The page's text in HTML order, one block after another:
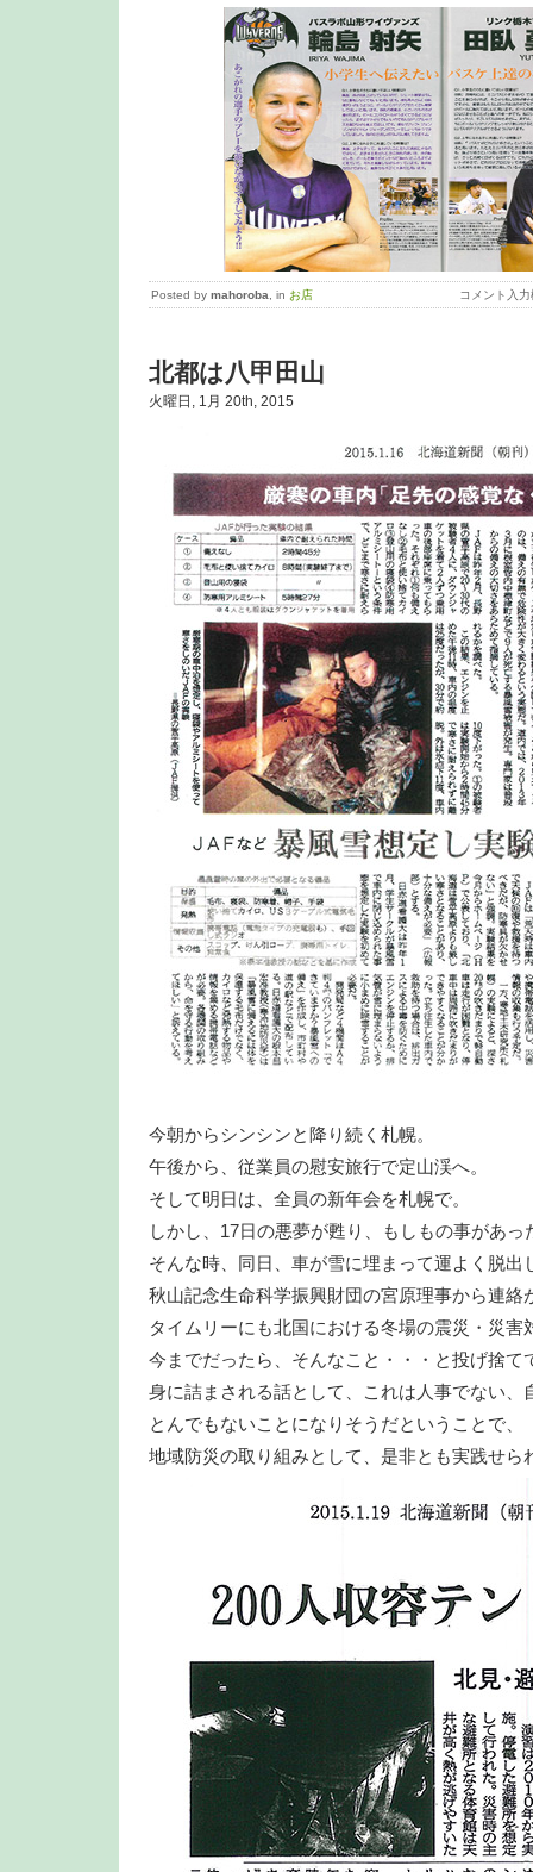
Posted by mahoroba , in お店 コメント入力
北都は八甲田山
火曜日, 1月 20th, 2015
今朝からシンシンと降り続く札幌。
午後から、従業員の慰安旅行で定山渓へ。
そして明日は、全員の新年会を札幌で。
しかし、17日の悪夢が甦り、もしもの事があっ
そんな時、同日、車が雪に埋まって運よく脱出
秋山記念生命科学振興財団の宮原理事から連絡
タイムリーにも北国における冬場の震災・災害
今までだったら、そんなこと・・・と投げ捨て
身に詰まされる話として、これは人事でない、
とんでもないことになりそうだということで、
地域防災の取り組みとして、是非とも実践せら